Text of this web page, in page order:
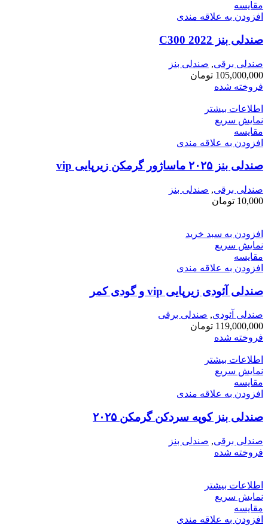
مقايسه
افزودن به علاقه مندی
صندلی بنز C300 2022
صندلی برقی, صندلی بنز
105,000,000 تومان
فروخته شده
اطلاعات بیشتر
نمایش سریع
مقايسه
افزودن به علاقه مندی
صندلی بنز ۲۰۲۵ ماساژور گرمکن زیرپایی vip
صندلی برقی, صندلی بنز
10,000 تومان
افزودن به سبد خرید
نمایش سریع
مقايسه
افزودن به علاقه مندی
صندلی آئودی زیرپایی vip و گودی کمر
صندلی آئودی, صندلی برقی
119,000,000 تومان
فروخته شده
اطلاعات بیشتر
نمایش سریع
مقايسه
افزودن به علاقه مندی
صندلی بنز کوپه سردکن گرمکن ۲۰۲۵
صندلی برقی, صندلی بنز
فروخته شده
اطلاعات بیشتر
نمایش سریع
مقايسه
افزودن به علاقه مندی